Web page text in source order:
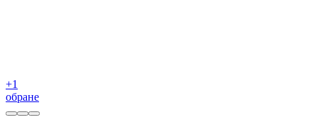
+1
обране